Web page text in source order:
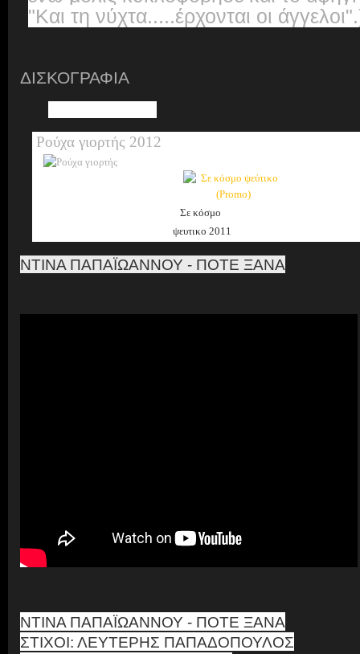
"Και τη νύχτα.....έρχονται οι
ΔΙΣΚΟΓΡΑΦΙΑ
Ρούχα γιορτής 2012
Σε κόσμο
ψευτικο 2011
ΝΤΙΝΑ ΠΑΠΑΪΩΑΝΝΟΥ - ΠΟΤΕ ΞΑΝΑ
ΝΤΙΝΑ ΠΑΠΑΪΩΑΝΝΟΥ - ΠΟΤΕ ΞΑΝΑ
ΣΤΙΧΟΙ: ΛΕΥΤΕΡΗΣ ΠΑΠΑΔΟΠΟΥΛΟΣ